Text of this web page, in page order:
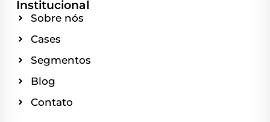
Institucional
Sobre nós
Cases
Segmentos
Blog
Contato